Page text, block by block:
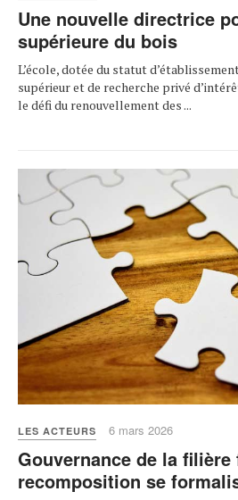
Une nouvelle directrice
supérieure du bois
L’école, dotée du statut
supérieur et de recherche privé
le défi du renouvellement des ...
LES ACTEURS 6 mars 2026
Gouvernance de la
recomposition se